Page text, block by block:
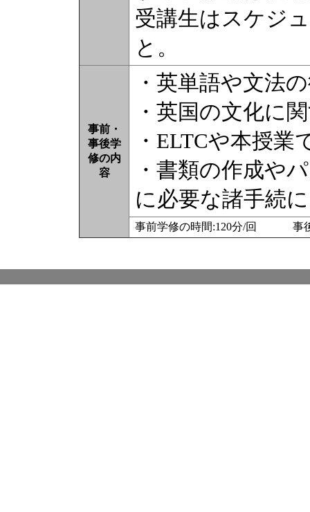
受講生はスケジ
と。
事前・
事後学
修の内
容
・英単語や文法
・英国の文化に
・ELTCや本授業
・書類の作成や
に必要な諸手続
事前学修の時間:120分/回 事後